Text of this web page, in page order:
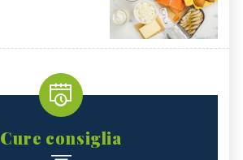
Cure consiglia